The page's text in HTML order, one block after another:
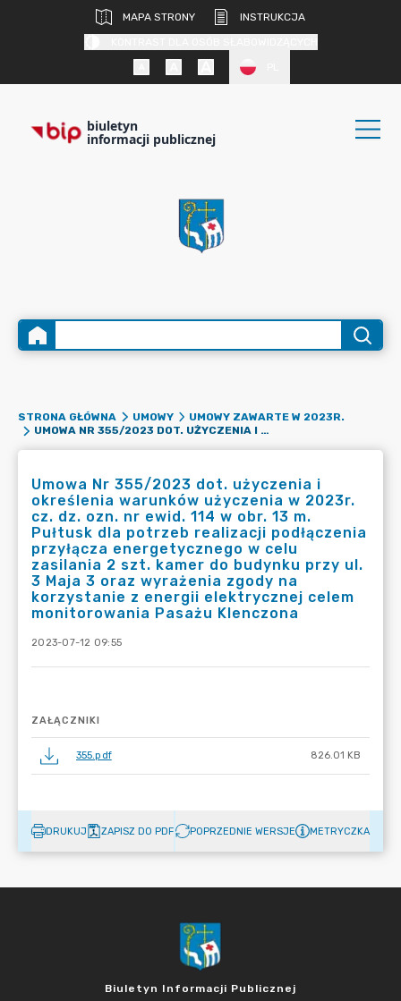
MAPA STRONY
INSTRUKCJA
biuletyn
informacji publicznej
STRONA GŁÓWNA UMOWY
UMOWY ZAWARTE W 2023R.
UMOWA NR 355/2023 DOT. UŻYCZENIA I OKREŚLENIA WARUNKÓW UŻYCZENIA W 2023R. CZ. DZ. OZN. NR EWID. 114 W OBR. 13 M. PUŁTUSK DLA POTRZEB REALIZACJI PODŁĄCZENIA PRZYŁĄCZA ENERGETYCZNEGO W CELU ZASILANIA 2 SZT. KAMER DO BUDYNKU PRZY UL. 3 MAJA 3 ORAZ WYRAŻENIA ZGODY NA KORZYSTANIE Z ENERGII ELEKTRYCZNEJ CELEM MONITOROWANIA PASAŻU KLENCZONA
Umowa Nr 355/2023 dot. użyczenia i
określenia warunków użyczenia w 2023r.
cz. dz. ozn. nr ewid. 114 w obr. 13 m.
Pułtusk dla potrzeb realizacji podłączenia
przyłącza energetycznego w celu
zasilania 2 szt. kamer do budynku przy ul.
3 Maja 3 oraz wyrażenia zgody na
korzystanie z energii elektrycznej celem
monitorowania Pasażu Klenczona
2023-07-12 09:55
ZAŁĄCZNIKI
355.pdf 826.01 KB
DRUKUJ ZAPISZ DO PDF POPRZEDNIE WERSJE METRYCZKA
Biuletyn Informacji Publicznej